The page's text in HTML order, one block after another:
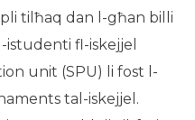
tilħaq dan l-għan billi
fl-iskejjel
unit (SPU) li fost l-
tal-iskejjel.